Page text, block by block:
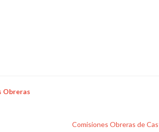
Obreras
Comisiones Obreras de